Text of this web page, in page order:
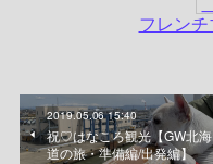
2019.05.06 15:40
祝♡はなころ観光【GW北海
道の旅・準備編/出発編】